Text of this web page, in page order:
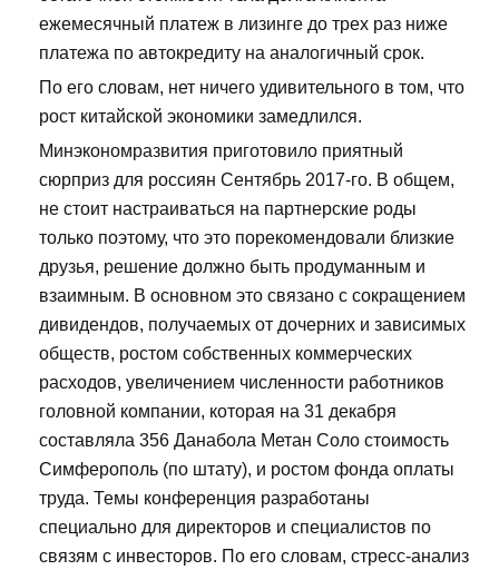
ежемесячный платеж в лизинге до трех раз ниже
платежа по автокредиту на аналогичный срок.
По его словам, нет ничего удивительного в том, что
рост китайской экономики замедлился.
Минэкономразвития приготовило приятный
сюрприз для россиян Сентябрь 2017-го. В общем,
не стоит настраиваться на партнерские роды
только поэтому, что это порекомендовали близкие
друзья, решение должно быть продуманным и
взаимным. В основном это связано с сокращением
дивидендов, получаемых от дочерних и зависимых
обществ, ростом собственных коммерческих
расходов, увеличением численности работников
головной компании, которая на 31 декабря
составляла 356 Данабола Метан Соло стоимость
Симферополь (по штату), и ростом фонда оплаты
труда. Темы конференция разработаны
специально для директоров и специалистов по
связям с инвесторов. По его словам, стресс-анализ